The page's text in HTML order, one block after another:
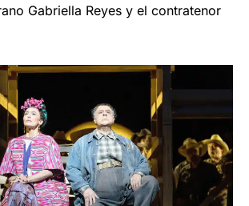
Gabriella Reyes y el contratenor